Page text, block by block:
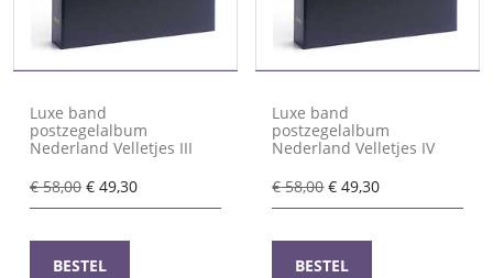
Luxe band
postzegelalbum
Nederland Velletjes III
€58,00 Oorspronkelijke
prijs
€ 58,00.
€ 49,30Huidige
prijs
BESTEL
Luxe band
postzegelalbum
Nederland Velletjes IV
€58,00Oorspronkelijke
prijs
€ 58,00.
€ 49,30Huidige
prijs
BESTEL